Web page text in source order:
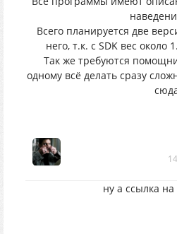
Всего планируется две
него, т.к. с SDK вес около
Так же требуются
одному всё делать сразу
ну а ссылка